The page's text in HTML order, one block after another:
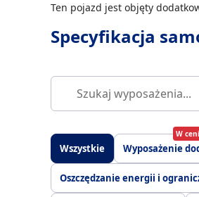
Ten pojazd jest objęty
Specyfikacja
Wszystkie Wyposażenie
W
Oszczędzanie energii i